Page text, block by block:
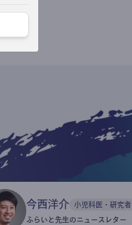
今西洋介 小児科医・研究者
ふらいと先生のニュースレター